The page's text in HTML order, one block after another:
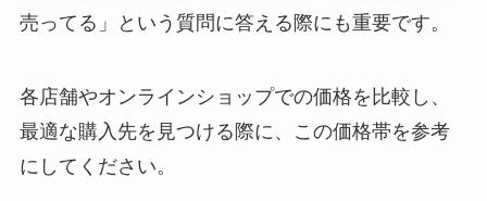
売ってる」という質問に答える際にも重要です。
各店舗やオンラインショップでの価格を比較し、
最適な購入先を見つける際に、この価格帯を参考
にしてください。